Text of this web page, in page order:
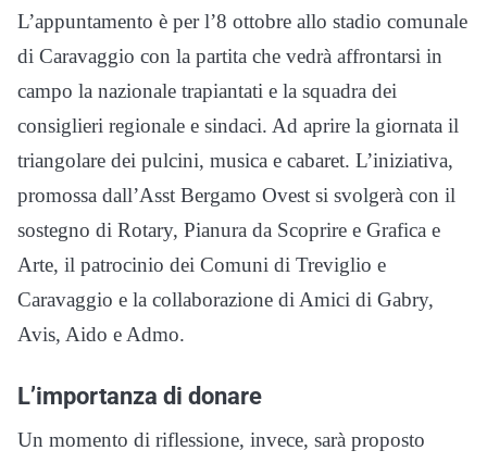
L’appuntamento è per l’8 ottobre allo stadio comunale
di Caravaggio con la partita che vedrà affrontarsi in
campo la nazionale trapiantati e la squadra dei
consiglieri regionale e sindaci. Ad aprire la giornata il
triangolare dei pulcini, musica e cabaret. L’iniziativa,
promossa dall’Asst Bergamo Ovest si svolgerà con il
sostegno di Rotary, Pianura da Scoprire e Grafica e
Arte, il patrocinio dei Comuni di Treviglio e
Caravaggio e la collaborazione di Amici di Gabry,
Avis, Aido e Admo.
L’importanza di donare
Un momento di riflessione, invece, sarà proposto